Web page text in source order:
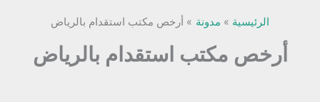
الرئيسية مدونة أرخص مكتب استقدام بالرياض
أرخص مكتب استقدام بالرياض